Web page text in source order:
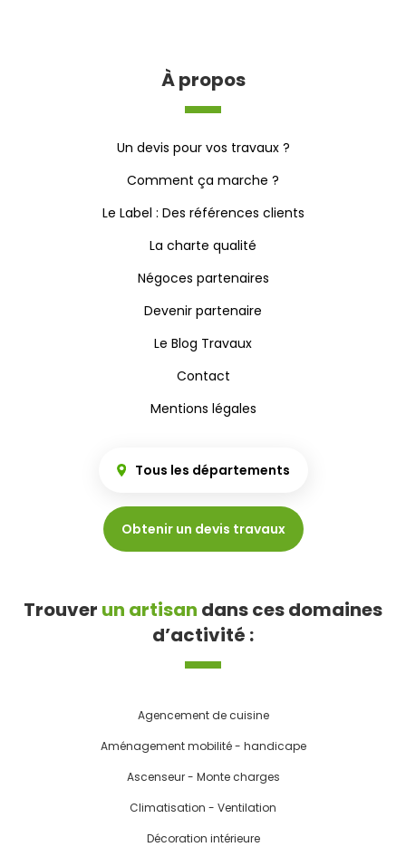
À propos
Un devis pour vos travaux ?
Comment ça marche ?
Le Label : Des références clients
La charte qualité
Négoces partenaires
Devenir partenaire
Le Blog Travaux
Contact
Mentions légales
Tous les départements
Obtenir un devis travaux
Trouver un artisan dans ces domaines
d’activité :
Agencement de cuisine
Aménagement mobilité - handicape
Ascenseur - Monte charges
Climatisation - Ventilation
Décoration intérieure